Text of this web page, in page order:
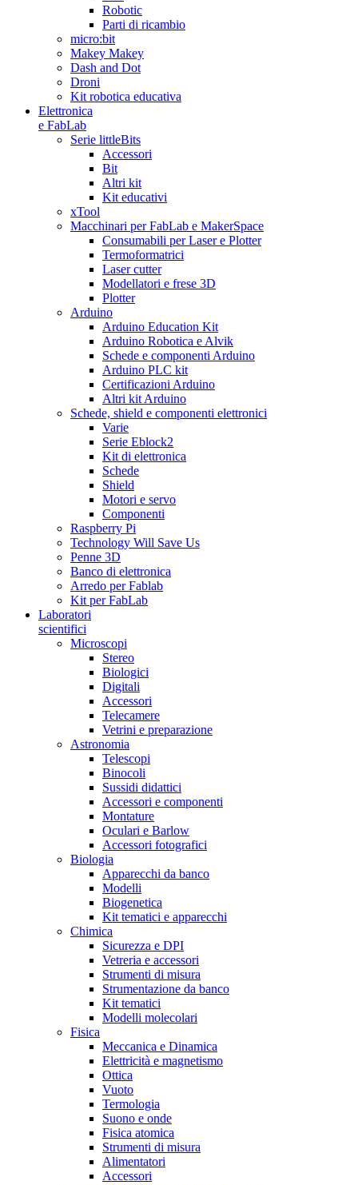
Robotic
Parti di ricambio
micro:bit
Makey Makey
Dash and Dot
Droni
Kit robotica educativa
Elettronica
e FabLab
Serie littleBits
Accessori
Bit
Altri kit
Kit educativi
xTool
Macchinari per FabLab e MakerSpace
Consumabili per Laser e Plotter
Termoformatrici
Laser cutter
Modellatori e frese 3D
Plotter
Arduino
Arduino Education Kit
Arduino Robotica e Alvik
Schede e componenti Arduino
Arduino PLC kit
Certificazioni Arduino
Altri kit Arduino
Schede, shield e componenti elettronici
Varie
Serie Eblock2
Kit di elettronica
Schede
Shield
Motori e servo
Componenti
Raspberry Pi
Technology Will Save Us
Penne 3D
Banco di elettronica
Arredo per Fablab
Kit per FabLab
Laboratori
scientifici
Microscopi
Stereo
Biologici
Digitali
Accessori
Telecamere
Vetrini e preparazione
Astronomia
Telescopi
Binocoli
Sussidi didattici
Accessori e componenti
Montature
Oculari e Barlow
Accessori fotografici
Biologia
Apparecchi da banco
Modelli
Biogenetica
Kit tematici e apparecchi
Chimica
Sicurezza e DPI
Vetreria e accessori
Strumenti di misura
Strumentazione da banco
Kit tematici
Modelli molecolari
Fisica
Meccanica e Dinamica
Elettricità e magnetismo
Ottica
Vuoto
Termologia
Suono e onde
Fisica atomica
Strumenti di misura
Alimentatori
Accessori